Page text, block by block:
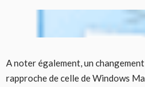
A noter également, un
rapproche de celle de Windows